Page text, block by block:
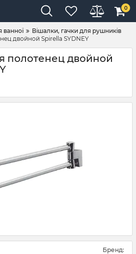
0
ванної
Вішалки, гачки для рушників
двойной Spirella SYDNEY
полотенец двойной
Бренд: